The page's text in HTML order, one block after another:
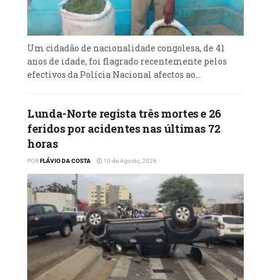
Um cidadão de nacionalidade congolesa, de 41
anos de idade, foi flagrado recentemente pelos
efectivos da Polícia Nacional afectos ao...
Lunda-Norte regista três mortes e 26
feridos por acidentes nas últimas 72
horas
PORFLÁVIO DA COSTA 10 de Agosto, 2026